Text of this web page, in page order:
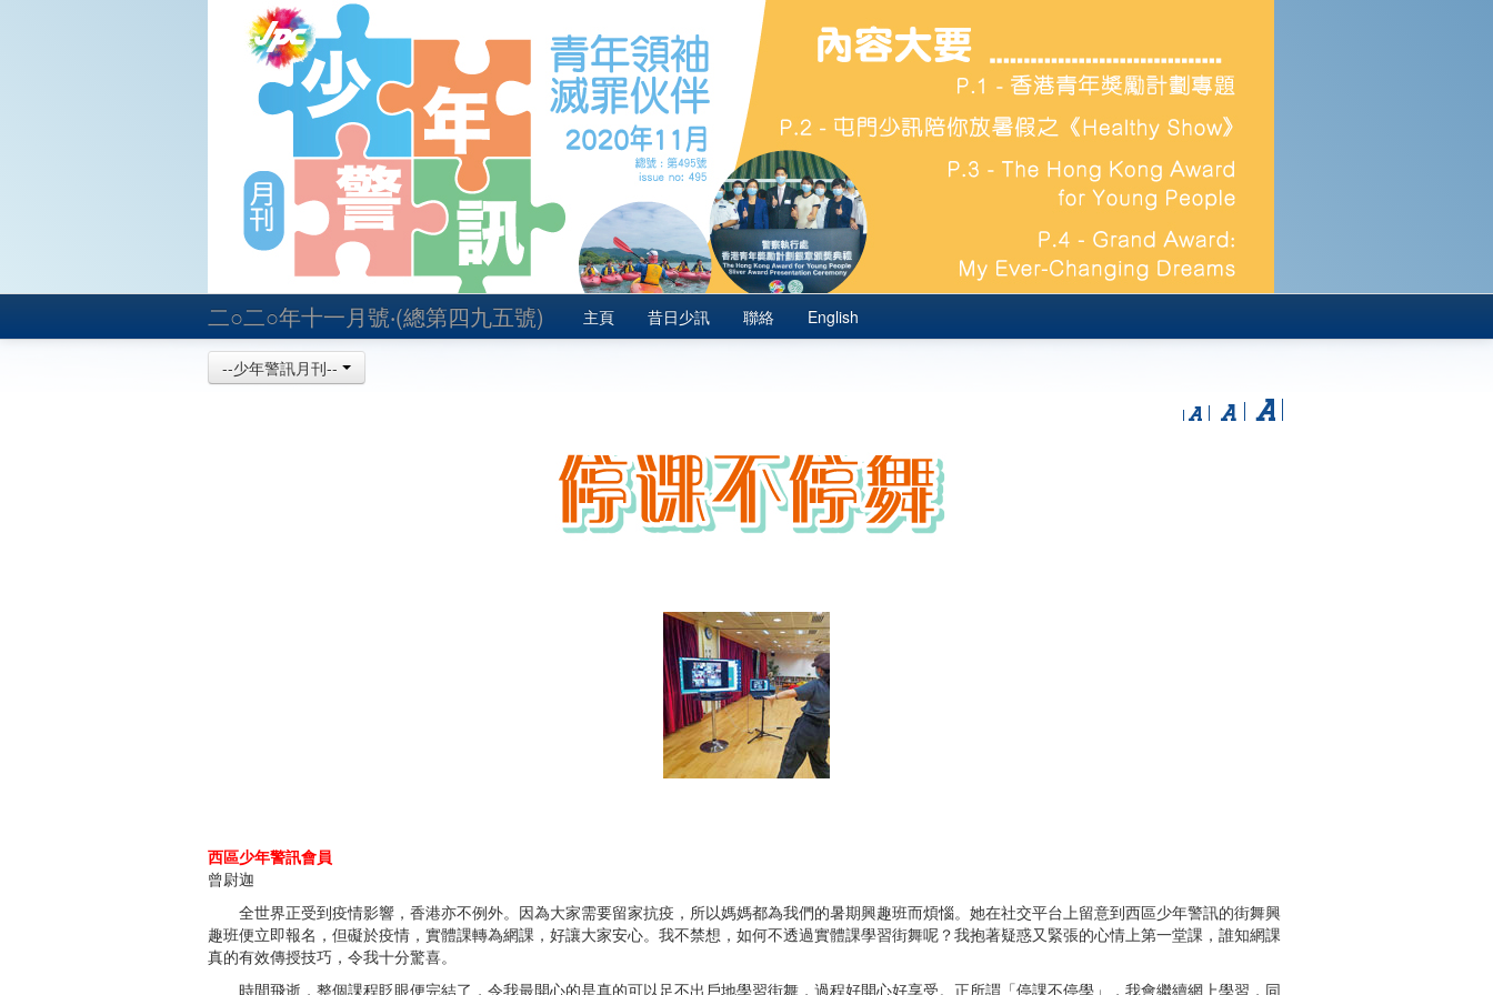
二○二○年十一月號‧(總第四九五號) 主頁 昔日少訊 聯絡 English
--少年警訊月刊--
西區少年警訊會員
曾尉迦
全世界正受到疫情影響，香港亦不例外。因為大家需要留家抗疫，所以媽媽都為我們的暑期興趣班而煩惱。她在社交平台上留意到西區少年警訊的街舞興
趣班便立即報名，但礙於疫情，實體課轉為網課，好讓大家安心。我不禁想，如何不透過實體課學習街舞呢？我抱著疑惑又緊張的心情上第一堂課，誰知網課
真的有效傳授技巧，令我十分驚喜。
時間飛逝，整個課程眨眼便完結了，令我最開心的是真的可以足不出戶地學習街舞，過程好開心好享受。正所謂「停課不停學」，我會繼續網上學習，同